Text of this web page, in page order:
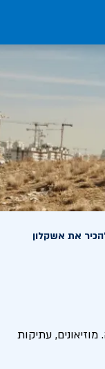
את אשקלון
עתיקות